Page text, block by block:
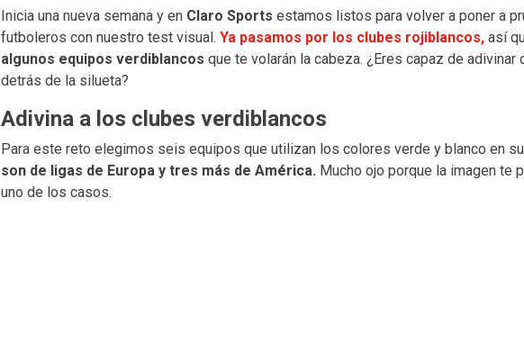
Inicia una nueva semana y en Claro Sports estamos listos para volver a poner a
futboleros con nuestro test visual. Ya pasamos por los clubes rojiblancos,así
algunos equipos verdiblancos que te volarán la cabeza. ¿Eres capaz de adivinar
detrás de la silueta?
Adivina a los clubes verdiblancos
Para este reto elegimos seis equipos que utilizan los colores verde y blanco en
son de ligas de Europa y tres más de América. Mucho ojo porque la imagen te
uno de los casos.